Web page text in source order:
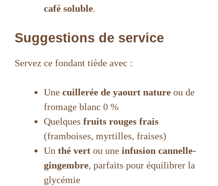
café soluble.
Suggestions de service
Servez ce fondant tiède avec :
Une cuillerée de yaourt nature ou de
fromage blanc 0 %
Quelques fruits rouges frais
(framboises, myrtilles, fraises)
Un thé vert ou une infusion cannelle-
gingembre, parfaits pour équilibrer la
glycémie